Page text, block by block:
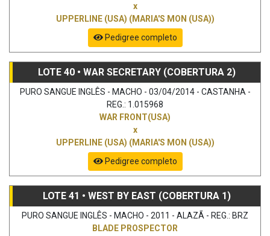
x
UPPERLINE (USA) (MARIA'S MON (USA))
Pedigree completo
LOTE 40 • WAR SECRETARY (COBERTURA 2)
PURO SANGUE INGLÊS - MACHO - 03/04/2014 - CASTANHA -
REG.: 1.015968
WAR FRONT(USA)
x
UPPERLINE (USA) (MARIA'S MON (USA))
Pedigree completo
LOTE 41 • WEST BY EAST (COBERTURA 1)
PURO SANGUE INGLÊS - MACHO - 2011 - ALAZÃ - REG.: BRZ
BLADE PROSPECTOR